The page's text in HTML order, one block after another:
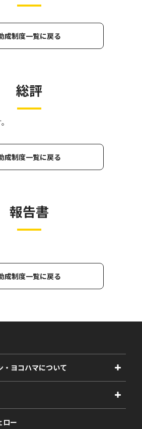
成制度一覧に戻る
総評
成制度一覧に戻る
報告書
成制度一覧に戻る
・ヨコハマについて
ロー